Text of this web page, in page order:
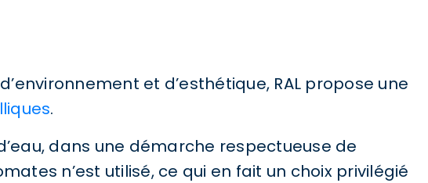
et d’esthétique, RAL propose une
.
dans une démarche respectueuse de
n’est utilisé, ce qui en fait un choix privilégié